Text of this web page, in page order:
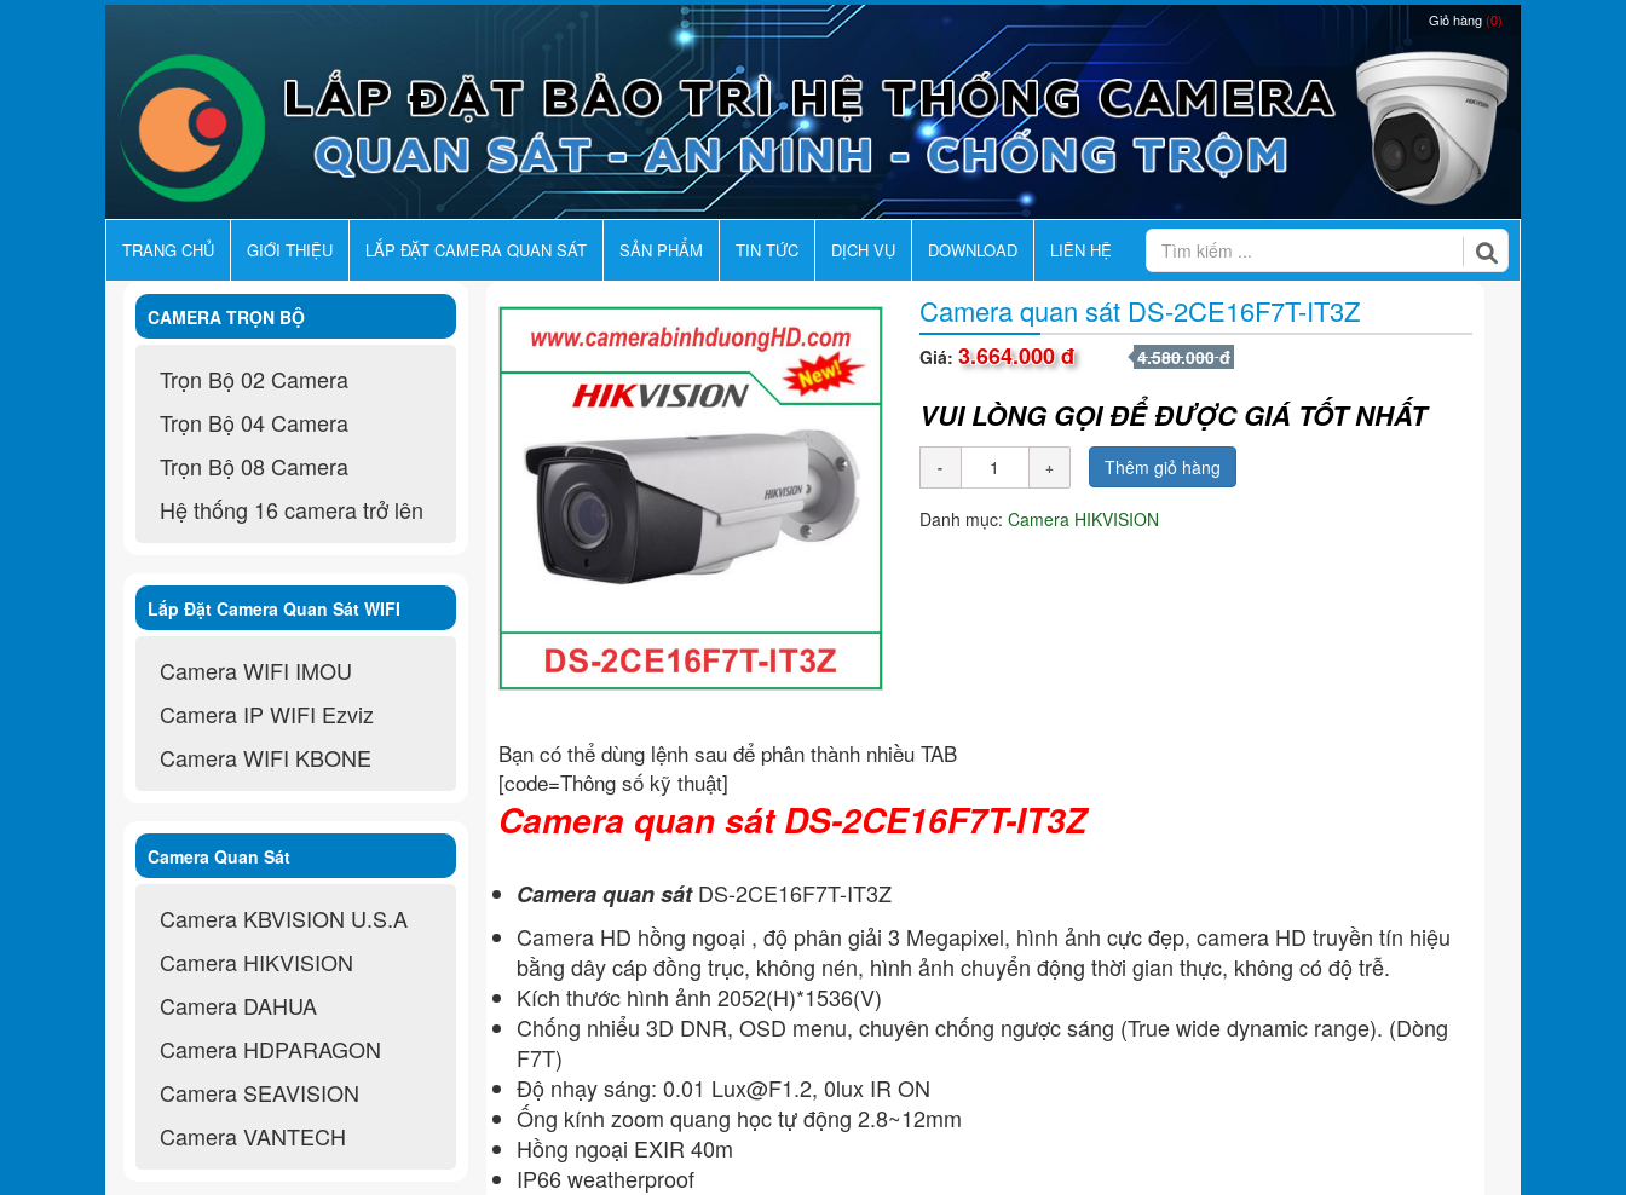
Giỏ hàng(0)
TRANG CHỦ GIỚI THIỆU LẮP ĐẶT CAMERA QUAN SÁT SẢN PHẨM TIN TỨC DỊCH VỤ DOWNLOAD LIÊN HỆ
Camera quan sát DS-2CE16F7T-IT3Z
Giá: 3.664.000 đ 4.580.000 đ
VUI LÒNG GỌI ĐỂ ĐƯỢC GIÁ TỐT NHẤT
Thêm giỏ hàng
Danh mục: Camera HIKVISION
Bạn có thể dùng lệnh sau để phân thành nhiều TAB
[code=Thông số kỹ thuật]
Camera quan sát DS-2CE16F7T-IT3Z
Camera quan sátDS-2CE16F7T-IT3Z
Camera HD hồng ngoại , độ phân giải 3 Megapixel, hình ảnh cực đẹp, camera HD truyền tín hiệu
bằng dây cáp đồng trục, không nén, hình ảnh chuyển động thời gian thực, không có độ trễ.
Kích thước hình ảnh 2052(H)*1536(V)
Chống nhiểu 3D DNR, OSD menu, chuyên chống ngược sáng (True wide dynamic range). (Dòng
F7T)
Độ nhạy sáng: 0.01 Lux@F1.2, 0lux IR ON
Ống kính zoom quang học tự động 2.8~12mm
Hồng ngoại EXIR 40m
IP66 weatherproof
CAMERA TRỌN BỘ
Trọn Bộ 02 Camera
Trọn Bộ 04 Camera
Trọn Bộ 08 Camera
Hệ thống 16 camera trở lên
Lắp Đặt Camera Quan Sát WIFI
Không Dây
Camera WIFI IMOU
Camera IP WIFI Ezviz
Camera WIFI KBONE
Camera Quan Sát
Camera KBVISION U.S.A
Camera HIKVISION
Camera DAHUA
Camera HDPARAGON
Camera SEAVISION
Camera VANTECH